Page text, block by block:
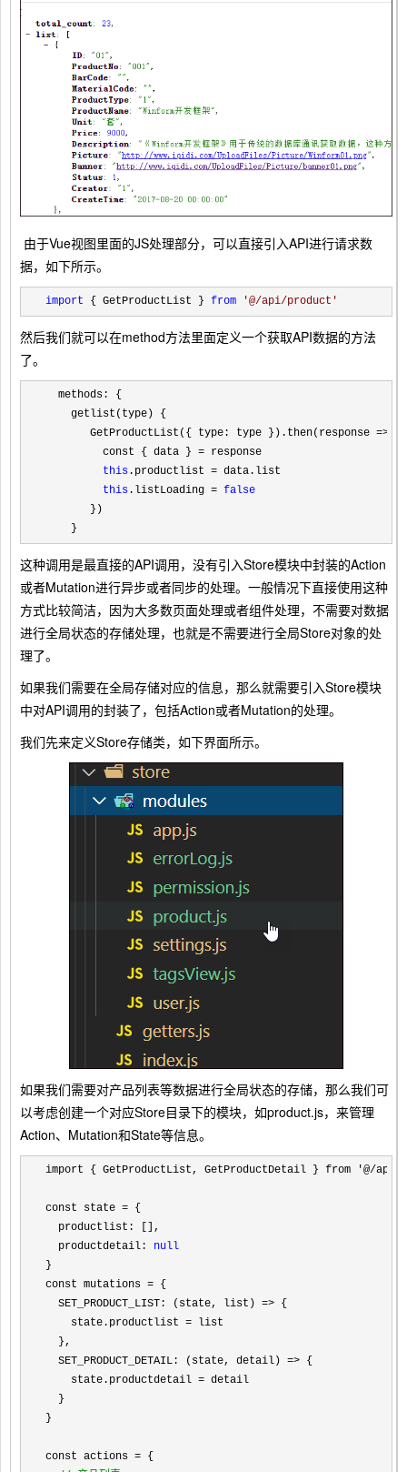
由于Vue视图里面的JS处理部分，可以直接引入API进行请求数
据，如下所示。
import { GetProductList } from '@/api/product '
然后我们就可以在method方法里面定义一个获取API数据的方法
了。
  methods: {
    getlist(type) {
       GetProductList({ type: type }).then(response
=>
         const { data }
= response
this .productlist = data.list
this .listLoading = false
       })
    }
这种调用是最直接的API调用，没有引入Store模块中封装的Action
或者Mutation进行异步或者同步的处理。一般情况下直接使用这种
方式比较简洁，因为大多数页面处理或者组件处理，不需要对数据
进行全局状态的存储处理，也就是不需要进行全局Store对象的处
理了。
如果我们需要在全局存储对应的信息，那么就需要引入Store模块
中对API调用的封装了，包括Action或者Mutation的处理。
我们先来定义Store存储类，如下界面所示。
如果我们需要对产品列表等数据进行全局状态的存储，那么我们可
以考虑创建一个对应Store目录下的模块，如product.js，来管理
Action、Mutation和State等信息。
import { GetProductList, GetProductDetail } from '@/api/
const state = {
  productlist: [],
  productdetail:
null
}
const mutations = {
  SET_PRODUCT_LIST: (state, list)
=> {
    state.productlist
= list
  },
  SET_PRODUCT_DETAIL: (state, detail)
=> {
    state.productdetail
= detail
  }
}
const actions = {